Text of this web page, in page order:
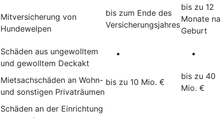
Mitversicherung von
Hundewelpen
bis zum Ende des
Versicherungsjahres
bis zu 12
Monate
Geburt
Schäden aus ungewolltem
und gewolltem Deckakt
Mietsachschäden an Wohn-
und sonstigen Privaträumen
bis zu 10 Mio. €
bis zu 40
Mio. €
Schäden an der Einrichtung